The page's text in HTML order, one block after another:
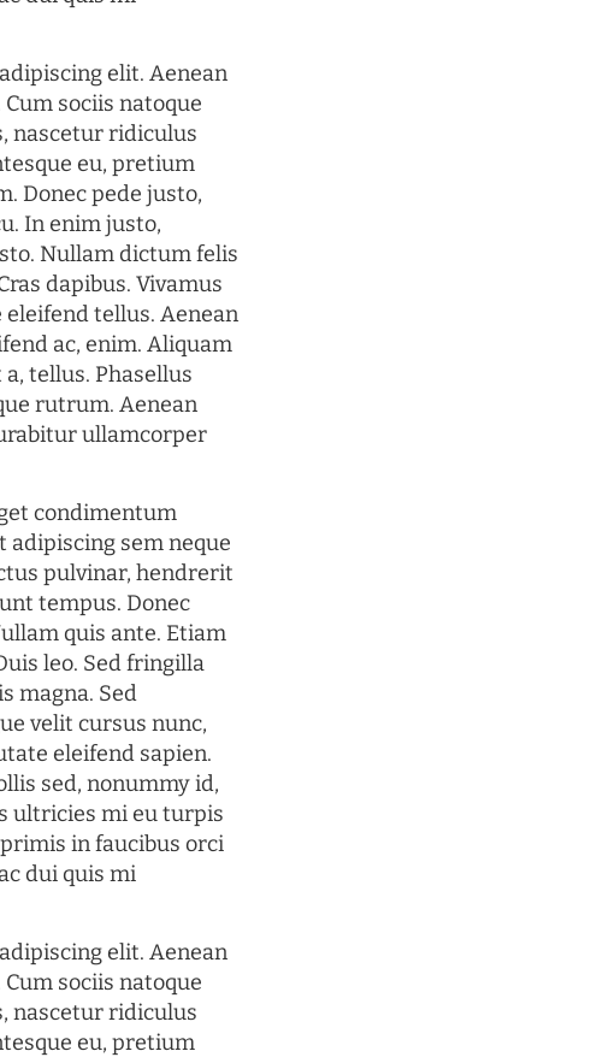
elit. Aenean
sociis natoque
nascetur ridiculus
eu, pretium
Donec pede justo,
In enim justo,
Nullam dictum felis
dapibus. Vivamus
tellus. Aenean
ac, enim. Aliquam
tellus. Phasellus
rutrum. Aenean
ullamcorper
condimentum
adipiscing sem neque
pulvinar, hendrerit
tempus. Donec
quis ante. Etiam
leo. Sed fringilla
magna. Sed
velit cursus nunc,
eleifend sapien.
sed, nonummy id,
ultricies mi eu turpis
in faucibus orci
dui quis mi
elit. Aenean
sociis natoque
nascetur ridiculus
eu, pretium